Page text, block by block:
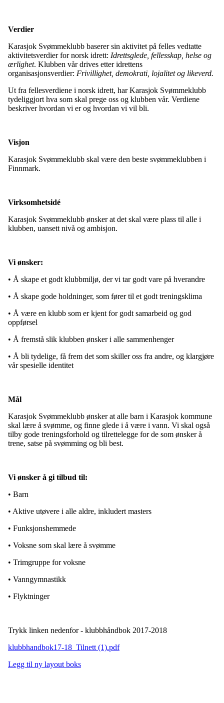
Verdier
Karasjok Svømmeklubb baserer sin aktivitet på felles vedtatte
aktivitetsverdier for norsk idrett: Idrettsglede, fellesskap, helse og
ærlighet. Klubben vår drives etter idrettens
organisasjonsverdier: Frivillighet, demokrati, lojalitet og likeverd.
Ut fra fellesverdiene i norsk idrett, har Karasjok Svømmeklubb
tydeliggjort hva som skal prege oss og klubben vår. Verdiene
beskriver hvordan vi er og hvordan vi vil bli.
Visjon
Karasjok Svømmeklubb skal være den beste svømmeklubben i
Finnmark.
Virksomhetsidé
Karasjok Svømmeklubb ønsker at det skal være plass til alle i
klubben, uansett nivå og ambisjon.
Vi ønsker:
• Å skape et godt klubbmiljø, der vi tar godt vare på hverandre
• Å skape gode holdninger, som fører til et godt treningsklima
• Å være en klubb som er kjent for godt samarbeid og god
oppførsel
• Å fremstå slik klubben ønsker i alle sammenhenger
• Å bli tydelige, få frem det som skiller oss fra andre, og klargjøre
vår spesielle identitet
Mål
Karasjok Svømmeklubb ønsker at alle barn i Karasjok kommune
skal lære å svømme, og finne glede i å være i vann. Vi skal også
tilby gode treningsforhold og tilrettelegge for de som ønsker å
trene, satse på svømming og bli best.
Vi ønsker å gi tilbud til:
• Barn
• Aktive utøvere i alle aldre, inkludert masters
• Funksjonshemmede
• Voksne som skal lære å svømme
• Trimgruppe for voksne
• Vanngymnastikk
• Flyktninger
Trykk linken nedenfor - klubbhåndbok 2017-2018
klubbhandbok17-18_Tilnett (1).pdf
Legg til ny layout boks